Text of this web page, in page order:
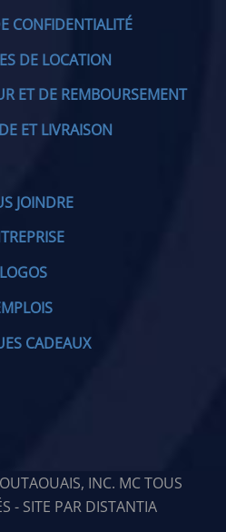
CONFIDENTIALITÉ
DE LOCATION
ET DE REMBOURSEMENT
ET LIVRAISON
JOINDRE
LOGOS
CADEAUX
INC. MC TOUS
- SITE PAR DISTANTIA